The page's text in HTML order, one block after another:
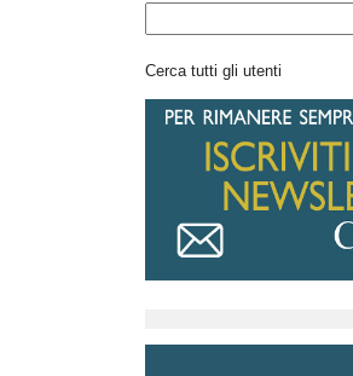
Cerca tutti gli utenti